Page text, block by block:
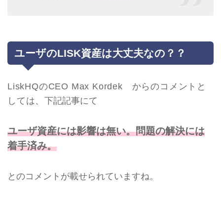
ユーザのLISK資産は大丈夫なの？？
LiskHQのCEO Max Kordek からのコメントと
しては、下記記事にて
ユーザ資産には影響は無い。問題の解決には
着手済み。
とのコメントが載せられていますね。